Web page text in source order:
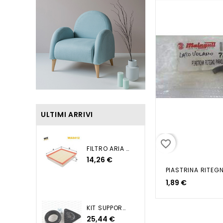
ULTIMI ARRIVI
FILTRO ARIA QASHQAI...
14,26 €
KIT SUPPORTO AMMORTIZZATORE...
25,44 €
favorite_border
1,89 €